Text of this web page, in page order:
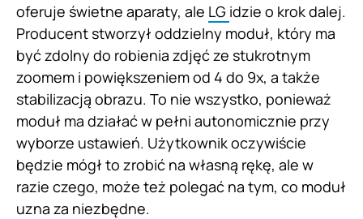
oferuje świetne aparaty, ale LG idzie o krok dalej.
Producent stworzył oddzielny moduł, który ma
być zdolny do robienia zdjęć ze stukrotnym
zoomem i powiększeniem od 4 do 9x, a także
stabilizacją obrazu. To nie wszystko, ponieważ
moduł ma działać w pełni autonomicznie przy
wyborze ustawień. Użytkownik oczywiście
będzie mógł to zrobić na własną rękę, ale w
razie czego, może też polegać na tym, co moduł
uzna za niezbędne.